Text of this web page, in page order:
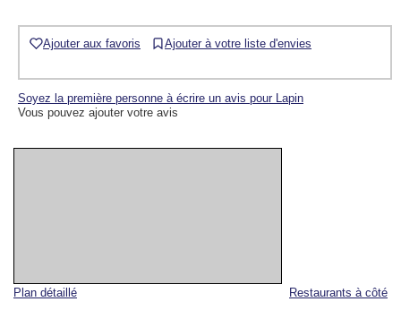
Restaurants à côté
Plan détaillé
Ajouter aux favoris Ajouter à votre liste d'envies
Soyez la première personne à écrire un avis pour Lapin
Vous pouvez ajouter votre avis